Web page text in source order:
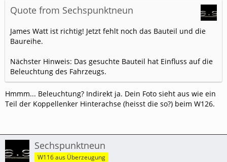
Quote from Sechspunktneun
James Watt ist richtig! Jetzt fehlt noch das Bauteil und die
Baureihe.
Nächster Hinweis: Das gesuchte Bauteil hat Einfluss auf die
Beleuchtung des Fahrzeugs.
Hmmm... Beleuchtung? Indirekt ja. Dein Foto sieht aus wie ein
Teil der Koppellenker Hinterachse (heisst die so?) beim W126.
Sechspunktneun
W116 aus Überzeugung